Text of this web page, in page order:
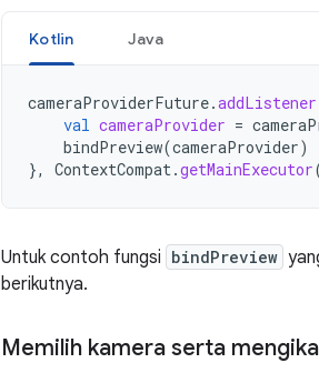
Kotlin Java
cameraProviderFuture.addListener
val cameraProvider =
bindPreview(cameraProvider)
},
ContextCompat.getMainExecutor
Untuk contoh fungsi bindPreview
berikutnya.
Memilih kamera serta